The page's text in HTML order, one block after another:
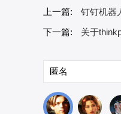
上一篇:
钉钉机器
下一篇:
关于